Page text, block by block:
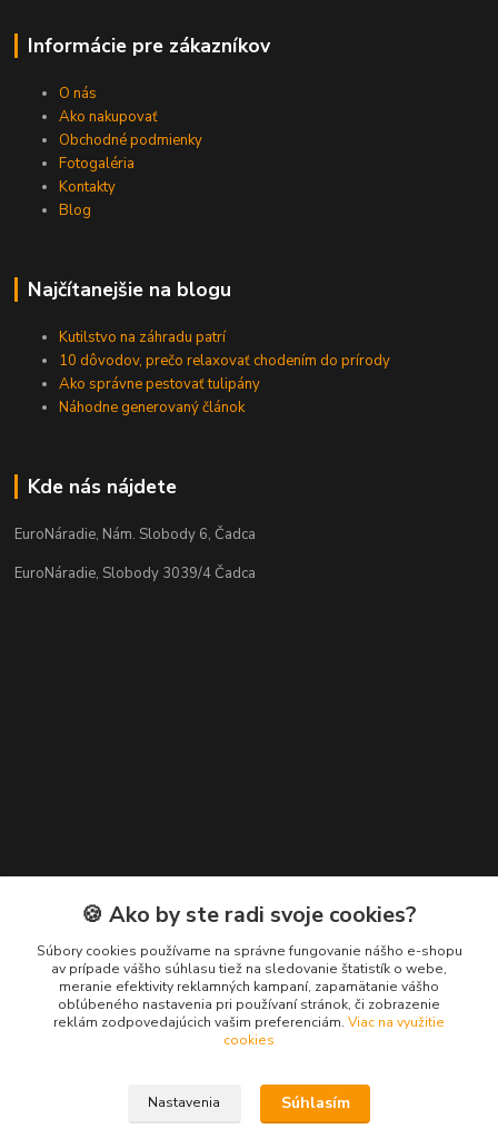
Informácie pre zákazníkov
O nás
Ako nakupovať
Obchodné podmienky
Fotogaléria
Kontakty
Blog
Najčítanejšie na blogu
Kutilstvo na záhradu patrí
10 dôvodov, prečo relaxovať chodením do prírody
Ako správne pestovať tulipány
Náhodne generovaný článok
Kde nás nájdete
EuroNáradie, Nám. Slobody 6, Čadca
EuroNáradie, Slobody 3039/4 Čadca
Kontakty
Zákaznícka podpora EuroNáradie
+421 911 629 846
(Po-Pia, 8-16 hod.)
info@euronaradie.sk
🍪 Ako by ste radi svoje cookies?
Súbory cookies používame na správne fungovanie nášho e-shopu
av prípade vášho súhlasu tiež na sledovanie štatistík o webe,
meranie efektivity reklamných kampaní, zapamätanie vášho
obľúbeného nastavenia pri používaní stránok, či zobrazenie
reklám zodpovedajúcich vašim preferenciám. Viac na využitie
cookies
Nastavenia Súhlasím